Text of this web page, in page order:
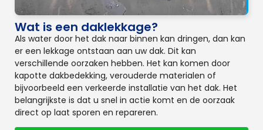
Wat is een daklekkage?
Als water door het dak naar binnen kan dringen, dan kan
er een lekkage ontstaan aan uw dak. Dit kan
verschillende oorzaken hebben. Het kan komen door
kapotte dakbedekking, verouderde materialen of
bijvoorbeeld een verkeerde installatie van het dak. Het
belangrijkste is dat u snel in actie komt en de oorzaak
direct op laat sporen en repareren.